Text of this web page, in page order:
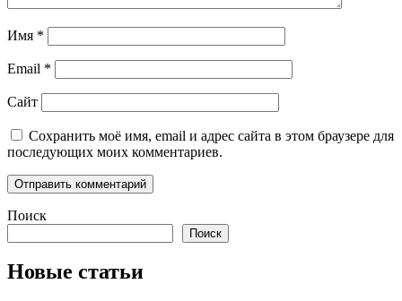
Имя *
Email *
Сайт
Сохранить моё имя, email и адрес сайта в этом браузере для
последующих моих комментариев.
Поиск
Поиск
Новые статьи